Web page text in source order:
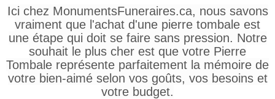
Ici chez MonumentsFuneraires.ca, nous savons
vraiment que l'achat d'une pierre tombale est
une étape qui doit se faire sans pression. Notre
souhait le plus cher est que votre Pierre
Tombale représente parfaitement la mémoire de
votre bien-aimé selon vos goûts, vos besoins et
votre budget.